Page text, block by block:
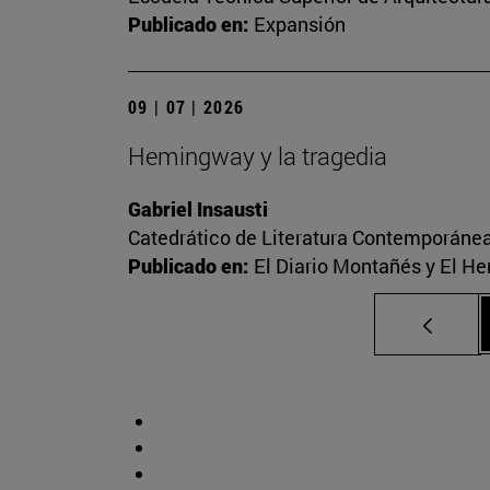
Publicado en: Expansión
09 | 07 | 2026
Hemingway y la tragedia
Gabriel Insausti
Catedrático de Literatura
Publicado en: El Diario Montañés y El